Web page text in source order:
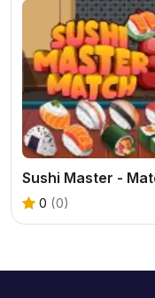
Sushi Master -
0 (0)